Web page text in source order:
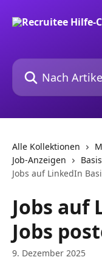
Nach Artikeln
Alle Kollektionen
Job-Anzeigen
Jobs auf LinkedIn
Jobs auf
Jobs
9. Dezember 2025